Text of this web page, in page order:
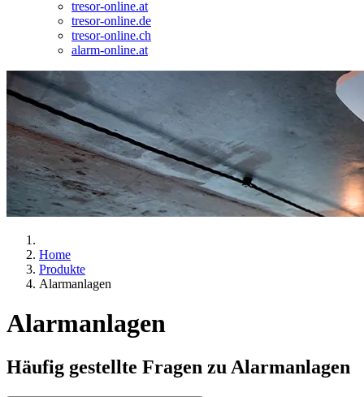
tresor-online.at
tresor-online.de
tresor-online.ch
alarm-online.at
Home
Produkte
Alarmanlagen
Alarmanlagen
Häufig gestellte Fragen zu Alarmanlagen